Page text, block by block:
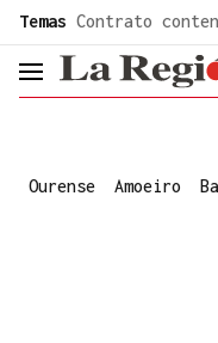
Temas Contrato
header.menu.open
Ourense Amoeiro